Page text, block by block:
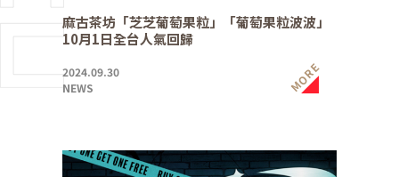
麻古茶坊「芝芝葡萄果粒」「葡萄果粒波波」
10月1日全台人氣回歸
2024.09.30
NEWS
MORE